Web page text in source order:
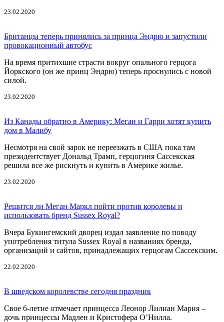
23.02.2020
Британцы теперь принялись за принца Эндрю и запустили
провокационный автобус
На время притихшие страсти вокруг опального герцога
Йоркского (он же принц Эндрю) теперь проснулись с новой
силой.
23.02.2020
Из Канады обратно в Америку: Меган и Гарри хотят купить
дом в Малибу
Несмотря на свой зарок не переезжать в США пока там
президентствует Дональд Трамп, герцогиня Сассекская
решила все же рискнуть и купить в Америке жилье.
23.02.2020
Решится ли Меган Маркл пойти против королевы и
использовать бренд Sussex Royal?
Вчера Букингемский дворец издал заявление по поводу
употребления титула Sussex Royal в названиях бренда,
организаций и сайтов, принадлежащих герцогам Сассекским.
22.02.2020
В шведском королевстве сегодня праздник
Свое 6-летие отмечает принцесса Леонор Лилиан Мария –
дочь принцессы Мадлен и Кристофера О’Нилла.